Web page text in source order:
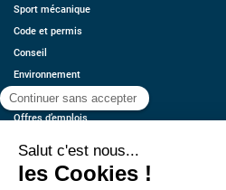
Sport mécanique
Code et permis
Conseil
Environnement
Économie
Offres d’emplois
Contact